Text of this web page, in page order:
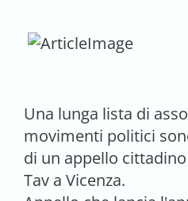
Una lunga lista di
movimenti politici
di un appello
Tav a Vicenza.